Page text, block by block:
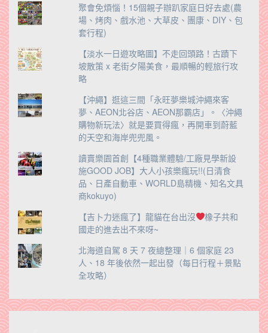
聚會免煩惱！15個親子辦趴家庭日好去處(農
場、烤肉、戲水池、大草皮、團康、DIY、包
套行程)
【淡水一日遊攻略圖】不走回頭路！古蹟下
坡散策 x 老街夕陽美食，最順暢的輕旅行攻
略
【沖繩】逛這三間「永旺夢樂城沖繩來客
夢、AEON北谷店、AEON那霸店」。〈沖繩
購物新玩法〉就是要買得瘋，再開車到蔚藍
的天空和海岸兜兜風。
讀賣樂園首創【4種職業體驗/工廠見學新設
施GOOD JOB】大人小孩樂瘋玩!!(日清食
品、日產自動車、WORLD島精機、知名文具
商kokuyo)
【吉卜力迷瘋了】龍貓在台出沒
橡子共和
國走的進去出不來呀~
北海道自駕 8 天 7 夜總整理｜6 個家庭 23
人、18 年後依然一起出發（每日行程＋景點
全攻略）